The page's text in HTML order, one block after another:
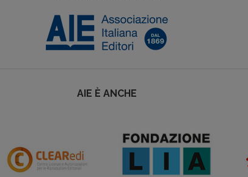
AIE È ANCHE